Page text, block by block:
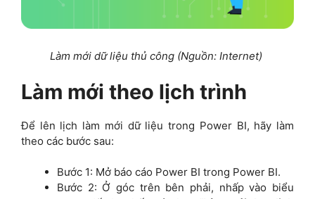
Làm mới dữ liệu thủ công (Nguồn: Internet)
Làm mới theo lịch trình
Để lên lịch làm mới dữ liệu trong Power BI, hãy làm
theo các bước sau:
Bước 1: Mở báo cáo Power BI trong Power BI.
Bước 2: Ở góc trên bên phải, nhấp vào biểu